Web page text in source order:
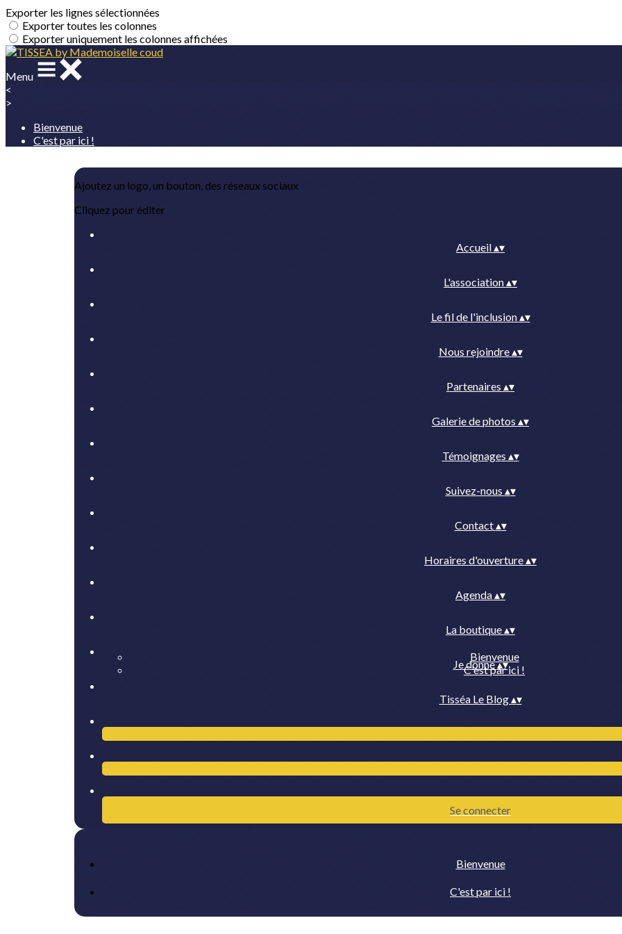
Exporter les lignes sélectionnées
Exporter toutes les colonnes
Exporter uniquement les colonnes affichées
Menu
<
>
Bienvenue
C'est par ici !
Ajoutez un logo, un bouton, des réseaux sociaux
Cliquez pour éditer
Accueil▴▾
L'association▴▾
Le fil de l'inclusion▴▾
Nous rejoindre▴▾
Partenaires ▴▾
Galerie de photos ▴▾
Témoignages ▴▾
Suivez-nous ▴▾
Contact▴▾
Horaires d'ouverture▴▾
Agenda▴▾
La boutique▴▾
Bienvenue
C'est par ici !
Je donne▴▾
Tisséa Le Blog▴▾
Se connecter
Bienvenue
C'est par ici !